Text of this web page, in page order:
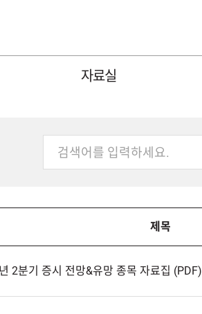
자료실
제목
2분기증시전망&유망종목자료집(PDF)